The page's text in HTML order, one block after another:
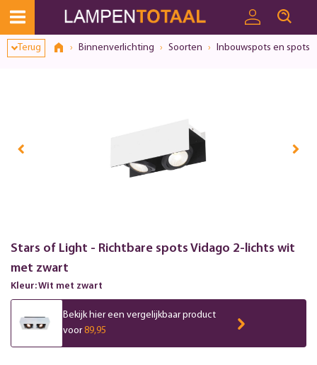
Terug Binnenverlichting Soorten Inbouwspots en spots
Stars of Light - Richtbare spots Vidago 2-lichts wit
met zwart
Kleur: Wit met zwart
Bekijk hier een vergelijkbaar product
voor89,95